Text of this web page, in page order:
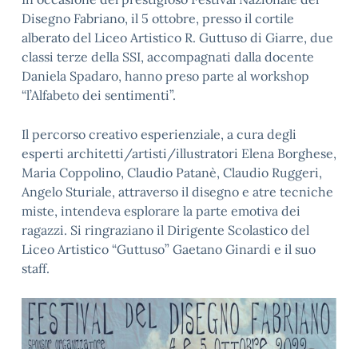
Disegno Fabriano, il 5 ottobre, presso il cortile
alberato del Liceo Artistico R. Guttuso di Giarre, due
classi terze della SSI, accompagnati dalla docente
Daniela Spadaro, hanno preso parte al workshop
“l’Alfabeto dei sentimenti”.
Il percorso creativo esperienziale, a cura degli
esperti architetti/artisti/illustratori Elena Borghese,
Maria Coppolino, Claudio Patanè, Claudio Ruggeri,
Angelo Sturiale, attraverso il disegno e atre tecniche
miste, intendeva esplorare la parte emotiva dei
ragazzi. Si ringraziano il Dirigente Scolastico del
Liceo Artistico “Guttuso” Gaetano Ginardi e il suo
staff.